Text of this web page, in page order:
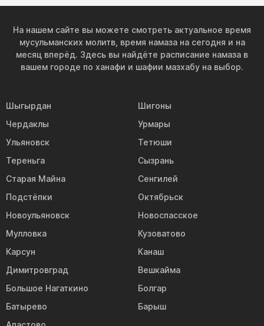
На нашем сайте вы можете смотреть актуальное время
мусульманских молитв, время намаза на сегодня и на
месяц вперёд. Здесь вы найдёте расписание намаза в
вашем городе по ханафи и шафии мазхабу на выбор.
Шыгырдан
Шигоны
Чердаклы
Урмары
Ульяновск
Тетюши
Тереньга
Сызрань
Старая Майна
Сенгилей
Подстёпки
Октябрьск
Новоульяновск
Новоспасское
Мулловка
Кузоватово
Карсун
Канаш
Димитровград
Вешкайма
Большое Нагаткино
Болгар
Батырево
Барыш